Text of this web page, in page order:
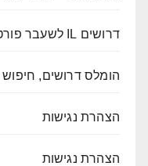
דרושים IL לשעבר פורטל דרושים
הומלס דרושים, חיפוש
הצהרת נגישות
הצהרת נגישות